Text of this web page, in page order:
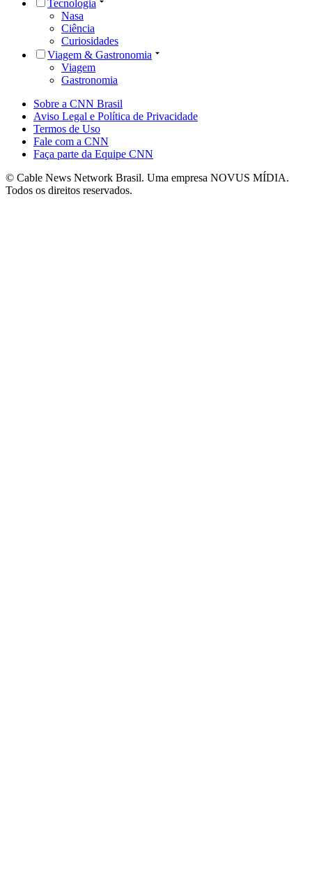
Tecnologia
Nasa
Ciência
Curiosidades
Viagem & Gastronomia
Viagem
Gastronomia
Sobre a CNN Brasil
Aviso Legal e Política de Privacidade
Termos de Uso
Fale com a CNN
Faça parte da Equipe CNN
© Cable News Network Brasil. Uma empresa NOVUS MÍDIA.
Todos os direitos reservados.